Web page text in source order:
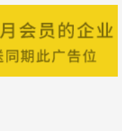
-甘肃秦安
-甘肃秦安